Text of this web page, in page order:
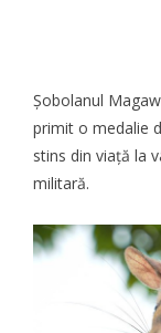
Șobolanul
primit o medalie
stins din viață la
militară.